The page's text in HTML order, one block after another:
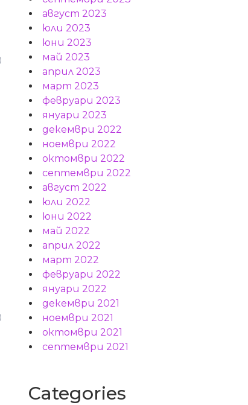
август 2023
юли 2023
юни 2023
май 2023
април 2023
март 2023
февруари 2023
януари 2023
декември 2022
ноември 2022
октомври 2022
септември 2022
август 2022
юли 2022
юни 2022
май 2022
април 2022
март 2022
февруари 2022
януари 2022
декември 2021
ноември 2021
октомври 2021
септември 2021
Categories